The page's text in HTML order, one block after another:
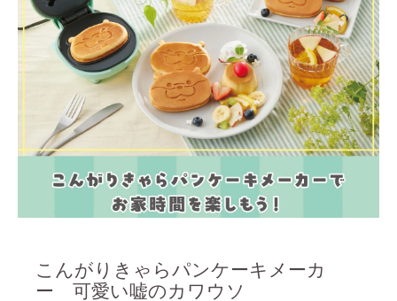
こんがりきゃらパンケーキメーカ
ー 可愛い嘘のカワウソ